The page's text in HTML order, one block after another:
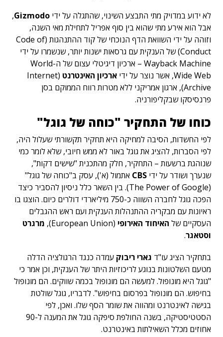
לא ידוע במדויק מתי התבצע השינוי, שהתגלה על ידי Gizmodo
,
אבל הוא אירע מתי שהוא בין סוף אפריל לתחילת מאי השנה,
וזוהה על ידי השוואת הדף הנוכחי של קוד ההתנהגות (Code of
Conduct) של הענקית עם גרסאות ישנות יותר, שנשמרו על ידי
Wayback Machine – ארכיון דיגיטלי עצום של ה-World
Wide Web, אשר נוצר על ידי
ארכיון האינטרנט (Internet
Archive), ארגון אמריקני ללא מטרות רווח הממוקם בסן
פרנסיסקו שבקליפורניה.
כוחו של התחקיר "כוחה של גוגל"
לפי החשדות, הסיבה למחיקה היא תחקיר תקשורתי שעלול היה,
לפי הסברות, להציג את גוגל באור לא ממש חיובי, שלא לומר כמי
שנוהגת ברשעות – התחקיר, חלק מהתכנית "שישים דקות",
שנערך ושודר על ידי CBS אתמול (א'), עסק ב"כוחה של גוגל"
(The Power of Google). בין השאר כלל ניסיון להסביר כיצד
הפכה גוגל לחברה השווה כ-750 מיליארדי דולרים כיום. הוצגו בו
ראיונות עם מבקריה ההתנהלות הענקית ועם ראש ההגבלים
העסקיים של האיחוד האירופי (European Union),
מרגרט
וסטאגר.
בתחקיר הציג עו"ד גארי ריבוק עמדה כנגד הרגולציה הדלה
מטעם השלטונות בנוגע לריכוזיות היתר של הענקית, וכן אמר כי
"גוגל היא מונופול. למעשה הם מונופול בכמה שווקים. הם מונופול
בחיפוש. הם מונופול בפרסום בחיפוש". לדבריו, גוגל שולטת
בגישה לאינטרנט ומהווה את שומר הסף שלו. ואכן, לפי
הסטטיסטיקה, בשנה החולפת סיפקה גוגל את המענה ל-90
אחוזים מכלל השאילתות באינטרנט.